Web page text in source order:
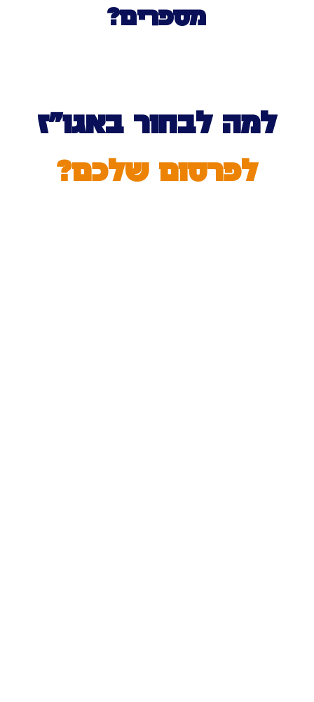
מספרים?
למה לבחור באגו”ז
לפרסום שלכם?